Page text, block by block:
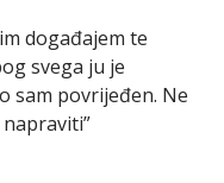
događajem te
svega ju je
sam povrijeđen. Ne